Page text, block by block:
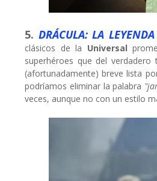
5. DRÁCULA: LA
clásicos de la Universal
superhéroes que del
(afortunadamente) breve lista
podríamos eliminar la palabra
veces, aunque no con un estilo